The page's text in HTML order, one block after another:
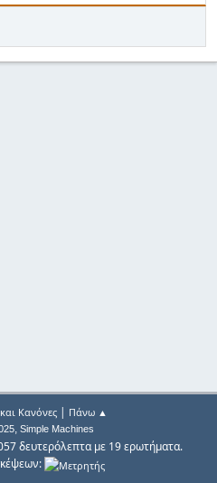
Κανόνες| Πάνω ▲
, Simple Machines
δευτερόλεπτα με 19 ερωτήματα.